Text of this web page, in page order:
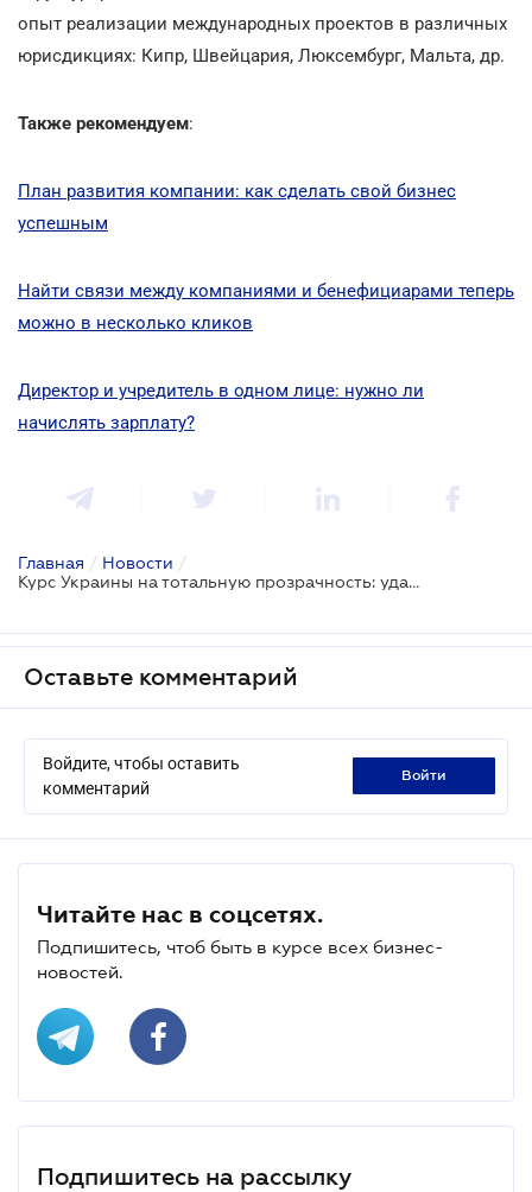
опыт реализации международных проектов в различных
юрисдикциях: Кипр, Швейцария, Люксембург, Мальта, др.
Также рекомендуем:
План развития компании: как сделать свой бизнес
успешным
Найти связи между компаниями и бенефициарами теперь
можно в несколько кликов
Директор и учредитель в одном лице: нужно ли
начислять зарплату?
Главная / Новости /
Курс Украины на тотальную прозрачность: удастся ли прятать активы при новых условиях?
Оставьте комментарий
Войдите, чтобы оставить
комментарий
войти
Читайте нас в соцсетях.
Подпишитесь, чтоб быть в курсе всех бизнес-
новостей.
Подпишитесь на рассылку